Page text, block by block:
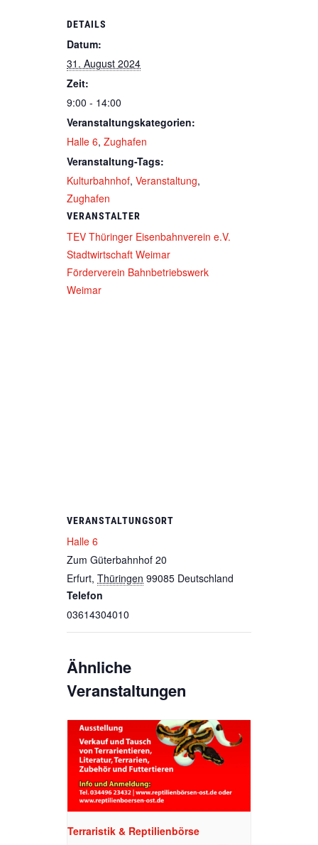
DETAILS
Datum:
31. August 2024
Zeit:
9:00 - 14:00
Veranstaltungskategorien:
Halle 6, Zughafen
Veranstaltung-Tags:
Kulturbahnhof, Veranstaltung,
Zughafen
VERANSTALTER
TEV Thüringer Eisenbahnverein e.V.
Stadtwirtschaft Weimar
Förderverein Bahnbetriebswerk
Weimar
VERANSTALTUNGSORT
Halle 6
Zum Güterbahnhof 20
Erfurt, Thüringen 99085 Deutschland
Telefon
03614304010
Ähnliche
Veranstaltungen
Terraristik & Reptilienbörse